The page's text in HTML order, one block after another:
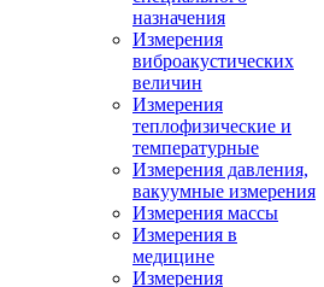
назначения
Измерения
виброакустических
величин
Измерения
теплофизические и
температурные
Измерения давления,
вакуумные измерения
Измерения массы
Измерения в
медицине
Измерения